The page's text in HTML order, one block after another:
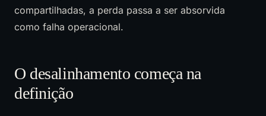
compartilhadas, a perda passa a ser absorvida
como falha operacional.
O desalinhamento começa na
definição